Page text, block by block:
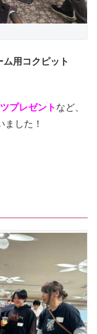
用コクピット
プレゼント など、
した！